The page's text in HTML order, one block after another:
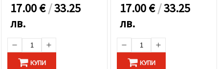
17.00€/33.25
лв.
КУПИ
17.00€/33.25
лв.
КУПИ